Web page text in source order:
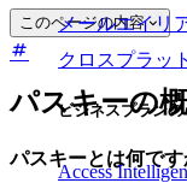
メールエイリ
クロスプラッ
ビジネスプラン
Access
このページの内容
パスキーの
パスキーとは何で